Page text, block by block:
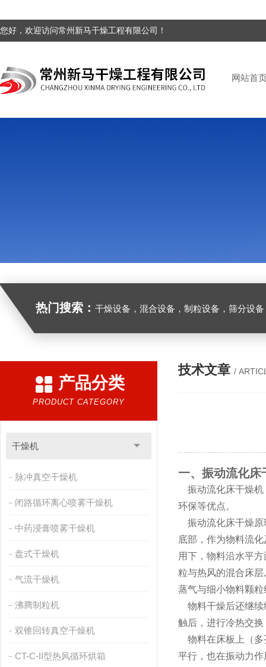
您好，欢迎访问常州新马干燥工程有限公司！
网站首
热门搜索： 干燥设备，混合设备，制粒设备，筛分设
产品分类
PRODUCT CATEGORY
干燥机
脉冲真空干燥机
闭路循环离心喷雾干燥机
中药浸膏喷雾干燥机
盘式干燥机
气流干燥机
沸腾制粒机
双锥回转真空干燥机
CT-C-II型热风循环烘箱
技术文章 /
一、振动流化床
振动流化床干燥机
环保等优点。
振动流化床干燥原
底部，作为物料流
用下，物料沿水平
粒与热风的混合床
蒸气与细小物料颗
物料干燥后还继续
触后，进行冷热交
物料在床板上（多
平行，也在振动力